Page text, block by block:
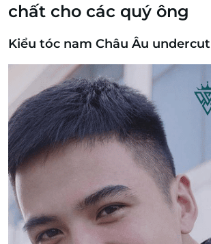
chất cho các quý ông
Kiểu tóc nam Châu Âu undercut